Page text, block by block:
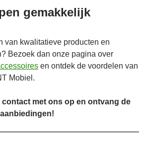
gemakkelijk
van kwalitatieve producten en
Bezoek dan onze pagina over
en ontdek de voordelen van
Mobiel.
contact met ons op en ontvang de